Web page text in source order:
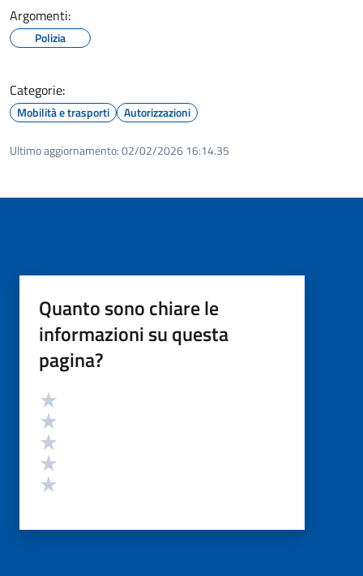
Argomenti:
Polizia
Categorie:
Mobilità e trasporti Autorizzazioni
Ultimo aggiornamento:02/02/2026 16:14.35
Quanto sono chiare le
informazioni su questa
pagina?
Valutazione